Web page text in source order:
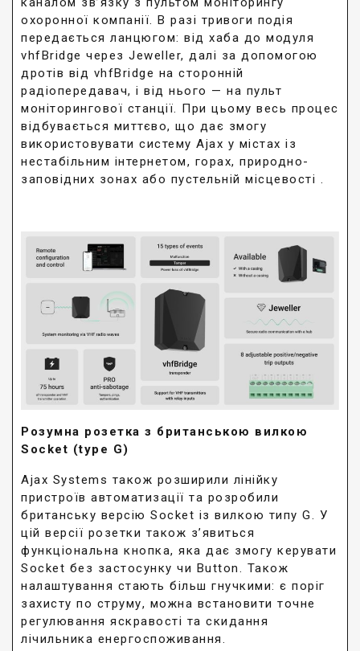
охоронної компанії. В разі тривоги подія
передається ланцюгом: від хаба до модуля
vhfBridge через Jeweller, далі за допомогою
дротів від vhfBridge на сторонній
радіопередавач, і від нього — на пульт
моніторингової станції. При цьому весь процес
відбувається миттєво, що дає змогу
використовувати систему Ajax у містах із
нестабільним інтернетом, горах, природно-
заповідних зонах або пустельній місцевості .
Розумна розетка з британською вилкою
Socket (type G)
Ajax Systems також розширили лінійку
пристроїв автоматизації та розробили
британську версію Socket із вилкою типу G. У
цій версії розетки також з’явиться
функціональна кнопка, яка дає змогу керувати
Socket без застосунку чи Button. Також
налаштування стають більш гнучкими: є поріг
захисту по струму, можна встановити точне
регулювання яскравості та скидання
лічильника енергоспоживання.